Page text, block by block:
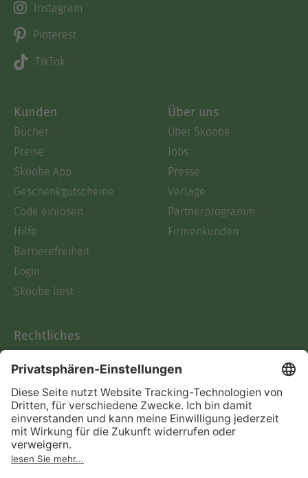
Instagram
Pinterest
TikTok
Kunden
Bücher
Preise
Skoobe App
Geschenkgutscheine
Code einlösen
Hilfe
Barrierefreiheit
Login
Skoobe liest
Über uns
Über Skoobe
Jobs
Presse
Verlage
Partnerprogramm
Firmenkunden
Rechtliches
AGB
Informationen nach Data
Act
Verträge hier kündigen
Impressum